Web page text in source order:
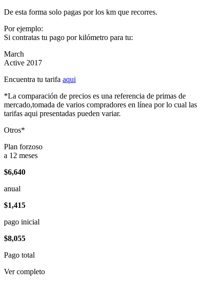
De esta forma solo pagas por los km que recorres.
Por ejemplo:
Si contratas tu pago por kilómetro para tu:
March
Active 2017
Encuentra tu tarifa aqui
*La comparación de precios es una referencia de primas de
mercado,tomada de varios compradores en línea por lo cual las
tarifas aqui presentadas pueden variar.
Otros*
Plan forzoso
a 12 meses
$6,640
anual
$1,415
pago inicial
$8,055
Pago total
Ver completo